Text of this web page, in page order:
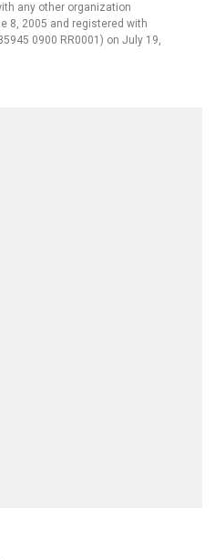
any other organization
8, 2005 and registered with
0900 RR0001) on July 19,